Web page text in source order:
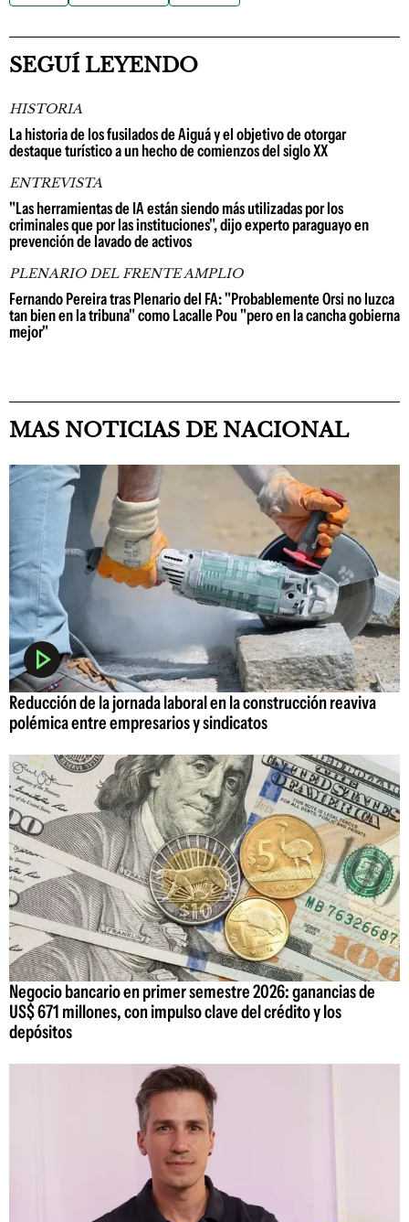
SEGUÍ LEYENDO
HISTORIA
La historia de los fusilados de Aiguá y el objetivo de otorgar
destaque turístico a un hecho de comienzos del siglo XX
ENTREVISTA
"Las herramientas de IA están siendo más utilizadas por los
criminales que por las instituciones", dijo experto paraguayo en
prevención de lavado de activos
PLENARIO DEL FRENTE AMPLIO
Fernando Pereira tras Plenario del FA: "Probablemente Orsi no luzca
tan bien en la tribuna" como Lacalle Pou "pero en la cancha gobierna
mejor"
MAS NOTICIAS DE NACIONAL
Reducción de la jornada laboral en la construcción reaviva
polémica entre empresarios y sindicatos
Negocio bancario en primer semestre 2026: ganancias de
US$ 671 millones, con impulso clave del crédito y los
depósitos